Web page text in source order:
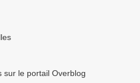
sur le portail Overblog